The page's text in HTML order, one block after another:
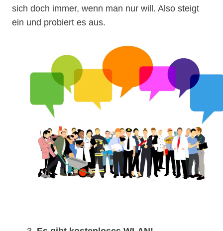
sich doch immer, wenn man nur will. Also steigt
ein und probiert es aus.